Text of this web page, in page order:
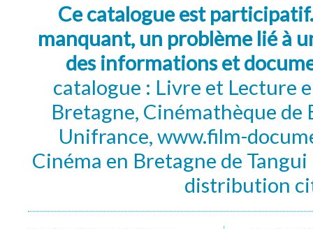
Ce catalogue est
manquant, un problème lié à
des informations et
catalogue : Livre et Lecture
Bretagne, Cinémathèque de
Unifrance, www.film-
Cinéma en Bretagne de
distribution